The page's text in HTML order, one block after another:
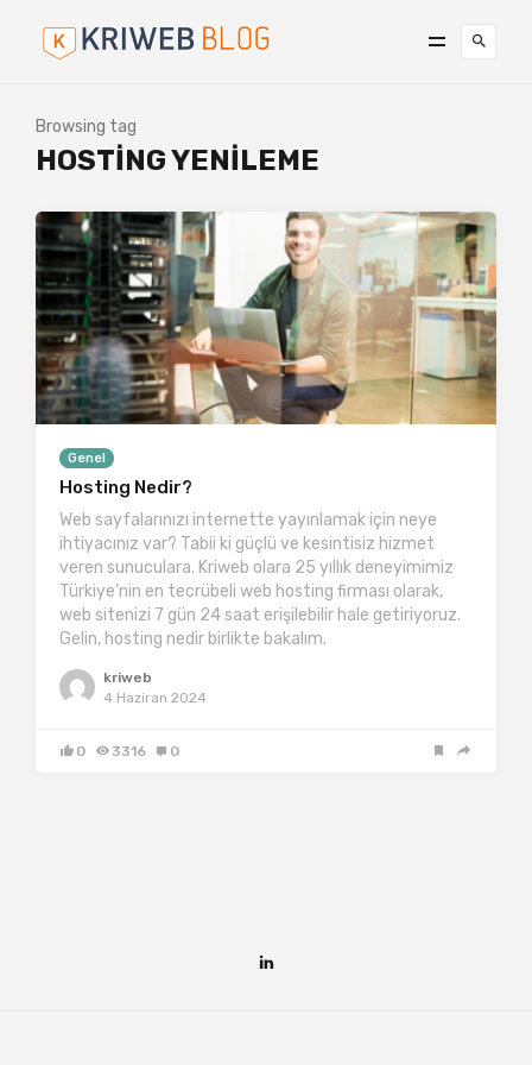
Browsing tag
HOSTING YENILEME
Genel
Hosting Nedir?
Web sayfalarınızı internette yayınlamak için neye
ihtiyacınız var? Tabii ki güçlü ve kesintisiz hizmet
veren sunuculara. Kriweb olara 25 yıllık deneyimimiz
Türkiye’nin en tecrübeli web hosting firması olarak,
web sitenizi 7 gün 24 saat erişilebilir hale getiriyoruz.
Gelin, hosting nedir birlikte bakalım.
kriweb
4 Haziran 2024
0 3316 0